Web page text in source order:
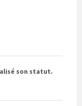
son statut.